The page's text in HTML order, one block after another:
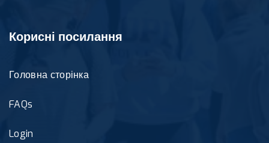
Корисні посилання
Головна сторінка
FAQs
Login